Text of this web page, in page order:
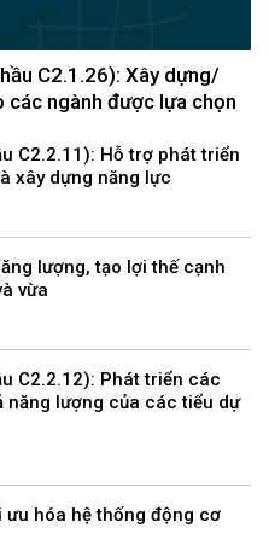
C2.1.26): Xây dựng/
các ngành được lựa chọn
C2.2.11): Hỗ trợ phát triển
xây dựng năng lực
lượng, tạo lợi thế cạnh
vừa
C2.2.12): Phát triển các
năng lượng của các tiểu dự
hóa hệ thống động cơ